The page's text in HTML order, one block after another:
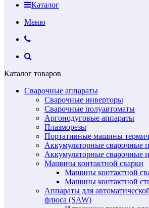
Каталог
Меню
Каталог товаров
Сварочные аппараты
Сварочные инверторы
Сварочные полуавтоматы
Аргонодуговые аппараты
Плазморезы
Портативные машины
Аккумуляторные сварочные
Аккумуляторные сварочные
Машины контактной сварки
Машины контактной
Машины контактной
Аппараты для
флюса (SAW)